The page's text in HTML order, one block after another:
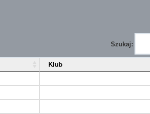
Szukaj:
Klub